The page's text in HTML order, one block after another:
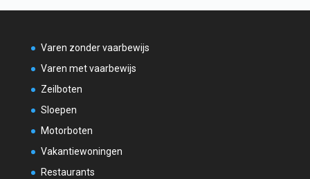
Varen zonder vaarbewijs
Varen met vaarbewijs
Zeilboten
Sloepen
Motorboten
Vakantiewoningen
Restaurants